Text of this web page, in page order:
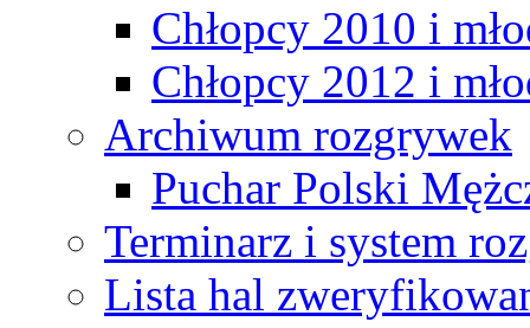
Chłopcy 2010 i
Chłopcy 2012 i
Archiwum rozgrywek
Puchar Polski
Terminarz i system
Lista hal